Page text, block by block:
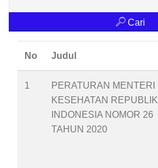
Cari
No Judul
1
PERATURAN MENTERI
KESEHATAN REPUBLIK
INDONESIA NOMOR 26
TAHUN 2020